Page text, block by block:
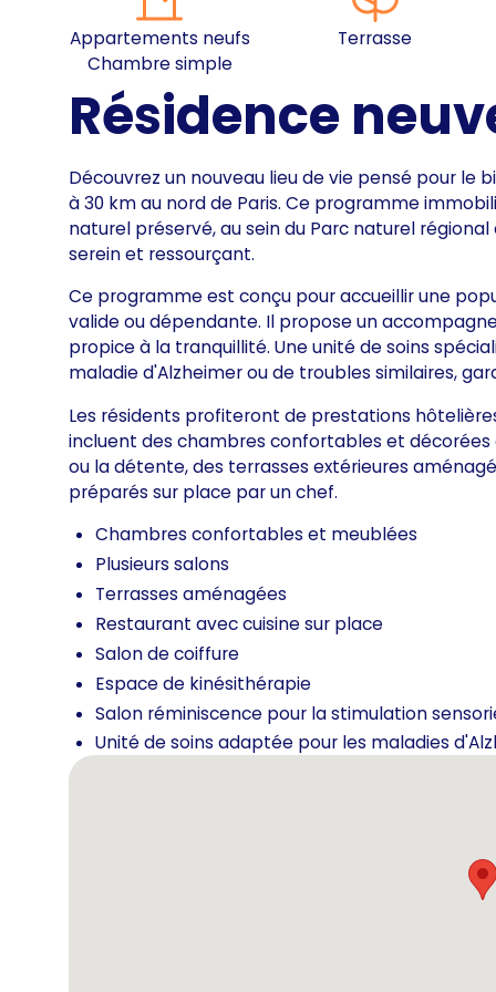
Appartements neufs
Chambre simple
Terrasse
Résidence
Découvrez un nouveau lieu de vie pensé pour le
à 30 km au nord de Paris. Ce programme
naturel préservé, au sein du Parc naturel
serein et ressourçant.
Ce programme est conçu pour accueillir une
valide ou dépendante. Il propose un
propice à la tranquillité. Une unité de soins
maladie d'Alzheimer ou de troubles similaires,
Les résidents profiteront de prestations
incluent des chambres confortables et décorées
ou la détente, des terrasses extérieures
préparés sur place par un chef.
Chambres confortables et meublées
Plusieurs salons
Terrasses aménagées
Restaurant avec cuisine sur place
Salon de coiffure
Espace de kinésithérapie
Salon réminiscence pour la stimulation
Unité de soins adaptée pour les maladies